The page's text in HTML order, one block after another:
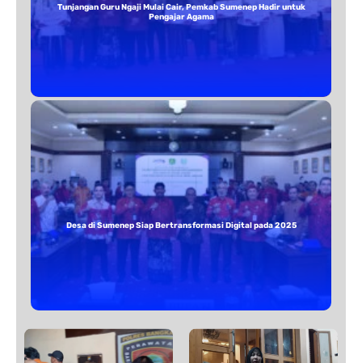
Tunjangan Guru Ngaji Mulai Cair, Pemkab Sumenep Hadir untuk
Pengajar Agama
Desa di Sumenep Siap Bertransformasi Digital pada 2025